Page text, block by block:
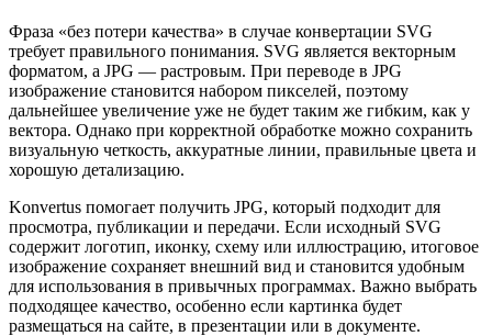
Фраза «без потери качества» в случае конвертации SVG
требует правильного понимания. SVG является векторным
форматом, а JPG — растровым. При переводе в JPG
изображение становится набором пикселей, поэтому
дальнейшее увеличение уже не будет таким же гибким, как у
вектора. Однако при корректной обработке можно сохранить
визуальную четкость, аккуратные линии, правильные цвета и
хорошую детализацию.
Konvertus помогает получить JPG, который подходит для
просмотра, публикации и передачи. Если исходный SVG
содержит логотип, иконку, схему или иллюстрацию, итоговое
изображение сохраняет внешний вид и становится удобным
для использования в привычных программах. Важно выбрать
подходящее качество, особенно если картинка будет
размещаться на сайте, в презентации или в документе.